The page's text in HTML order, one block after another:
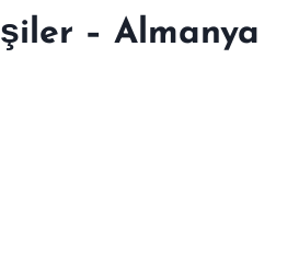
– Almanya